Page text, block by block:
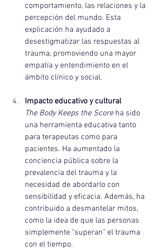
comportamiento, las relaciones y la
percepción del mundo. Esta
explicación ha ayudado a
desestigmatizar las respuestas al
trauma, promoviendo una mayor
empatía y entendimiento en el
ámbito clínico y social.
Impacto educativo y cultural
The Body Keeps the Score ha sido
una herramienta educativa tanto
para terapeutas como para
pacientes. Ha aumentado la
conciencia pública sobre la
prevalencia del trauma y la
necesidad de abordarlo con
sensibilidad y eficacia. Además, ha
contribuido a desmantelar mitos,
como la idea de que las personas
simplemente "superan" el trauma
con el tiempo.